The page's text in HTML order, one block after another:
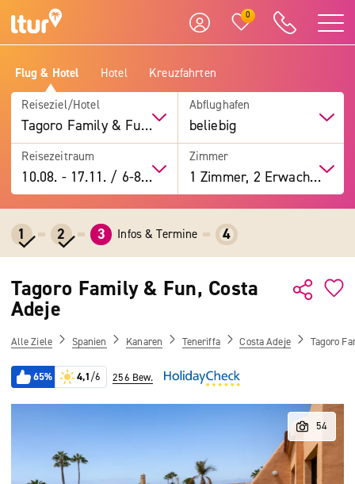
0
Flug & Hotel Hotel Kreuzfahrten
Reiseziel/Hotel
Tagoro Family & Fun, Costa Adeje
Abflughafen
beliebig
Reisezeitraum
10.08. -17.11. / 6-8 Tage
Zimmer
1 Zimmer, 2 Erwachsene
1 2 3 Infos & Termine 4
Tagoro Family & Fun, Costa
Adeje
Alle Ziele Spanien Kanaren Teneriffa Costa Adeje Tagoro
65% 4,1/6 256 Bew.